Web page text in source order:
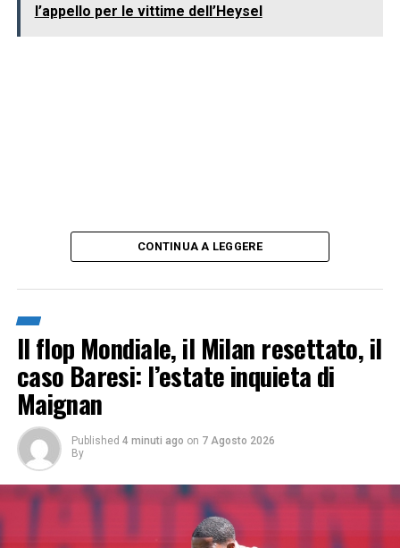
l’appello per le vittime dell’Heysel
CONTINUA A LEGGERE
Il flop Mondiale, il Milan resettato, il
caso Baresi: l’estate inquieta di
Maignan
Published 4 minuti ago on 7 Agosto 2026
By